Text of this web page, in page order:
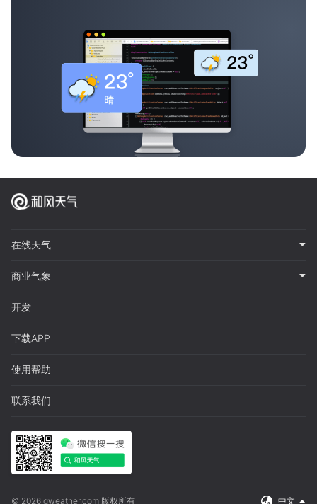
在线天气
商业气象
开发
下载APP
使用帮助
联系我们
© 2026 qweather.com 版权所有 中文